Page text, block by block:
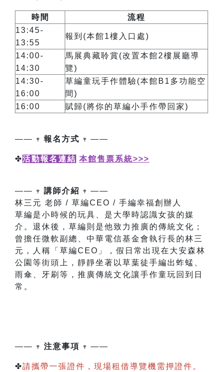
時間
流程
13:45-
13:55
報到(本館1樓入口處)
14:00-
14:30
馬展典藏聆賞(改置本館2樓展廳導
覽)
14:30-
16:00
草編童玩手作體驗(本館B1多功能空
間)
16:00
賦歸(將你的草編小手作帶回家)
—— 𖥧 報名方式 𖥧 ——
✤活動報名連結 本館售票系統>>>
—— 𖥧 講師介紹 𖥧 ——
林三元 老師 / 草編CEO / 手編幸福創辦人
草編是小時候的玩具、是大學時認識女孩的媒
介。退休後，草編則是他致力推廣的傳統文化；
曾擔任微軟副總、中華電信基金會執行長的林三
元，人稱「草編CEO」，假日常出現在大安森林
公園等街頭上，靜靜坐著以草葉徒手編出蚱蜢、
雨傘、牙刷等，推廣傳統文化讓手作童玩回到日
常。
—— 𖥧 注意事項 𖥧 ——
✤請攜帶一張證件，現場租借導覽機需押證件。